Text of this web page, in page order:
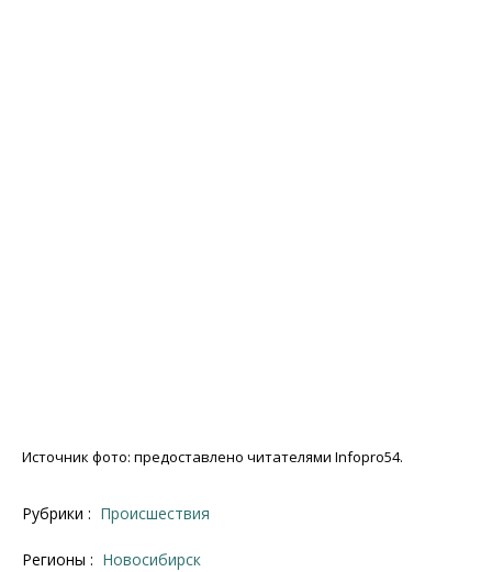
Источник фото: предоставлено читателями Infopro54.
Рубрики : Происшествия
Регионы : Новосибирск